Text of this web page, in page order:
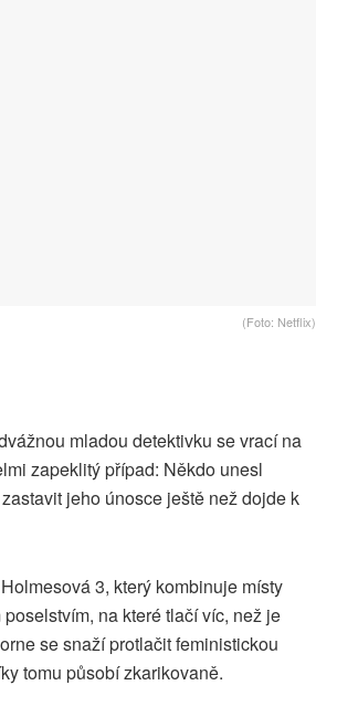
(Foto: Netflix)
mladou detektivku se vrací na
zapeklitý případ: Někdo unesl
jeho únosce ještě než dojde k
3, který kombinuje místy
na které tlačí víc, než je
se snaží protlačit feministickou
tomu působí zkarikovaně.